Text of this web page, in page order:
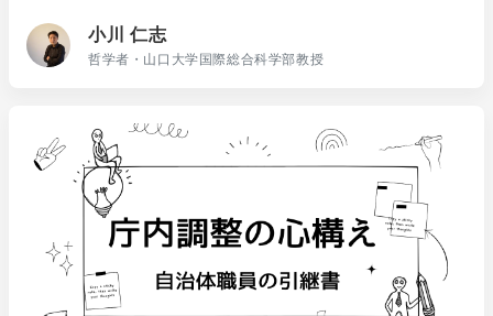
小川 仁志
哲学者・山口大学国際総合科学部教授